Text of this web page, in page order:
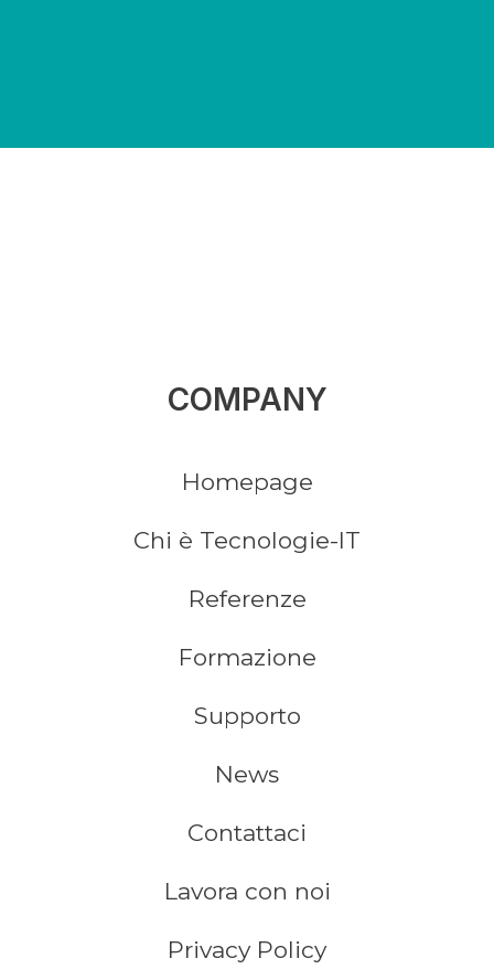
COMPANY
Homepage
Chi è Tecnologie-IT
Referenze
Formazione
Supporto
News
Contattaci
Lavora con noi
Privacy Policy